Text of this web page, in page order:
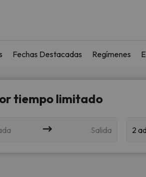
Fechas Destacadas Regímenes
tiempo limitado
Salida 2